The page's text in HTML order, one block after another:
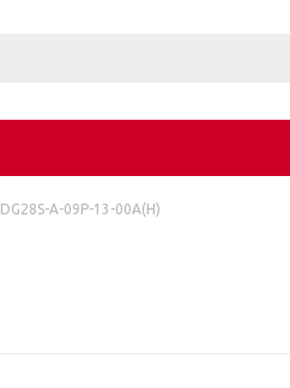
DG28S-A-09P-13-00A(H)